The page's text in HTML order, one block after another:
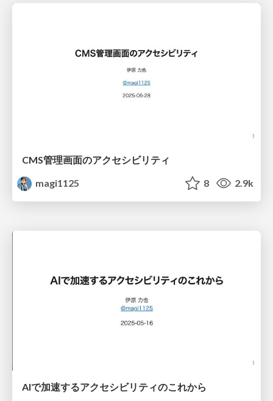
CMS管理画面のアクセシビリティ
magi1125
8 2.9k
AIで加速するアクセシビリティのこれから